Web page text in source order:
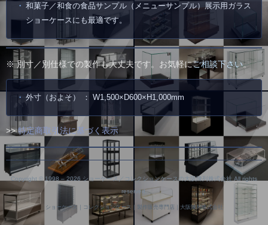
和菓子／和食の食品サンプル（メニューサンプル）展示用ガラス
ショーケースにも最適です。
※ 別寸／別仕様での製作も大丈夫です。お気軽にご相談下さい。
外寸（およそ） ： W1,500×D600×H1,000mm
>>特定商取引法に基づく表示
Copyright © 1998 – 2026 ショーケース／コレクションケースの大阪陳列株式会社 All rights
reserved.
ショーケース｜コレクションケース｜製作販売専門店｜大阪陳列株式会社